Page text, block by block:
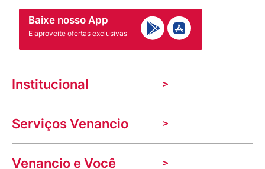
Baixe nosso App
E aproveite ofertas exclusivas
Institucional
A Venancio
Trabalhe Conosco
Nossas lojas
Indique seu imóvel
Serviços Venancio
Troca e devolução
Mecânica de promoções
Venancio e Você